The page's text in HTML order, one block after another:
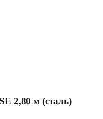
2,80 м (сталь)